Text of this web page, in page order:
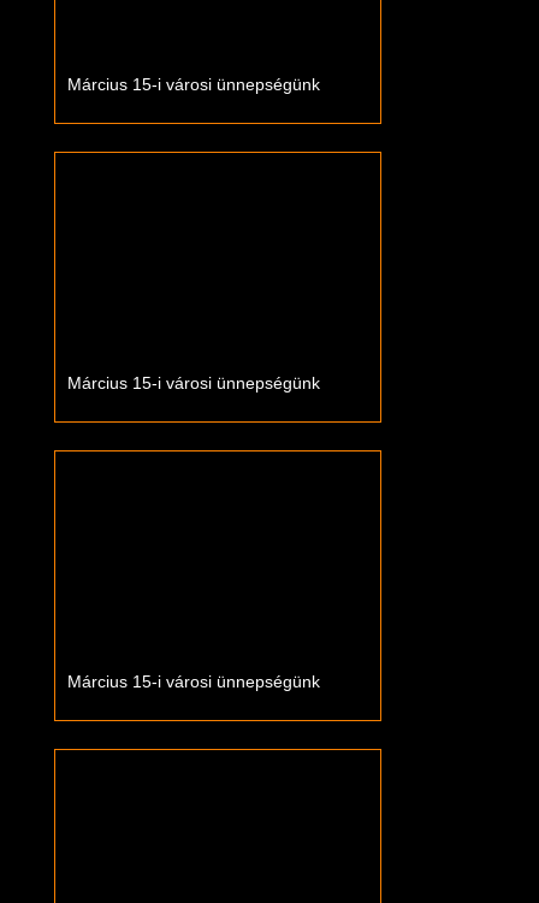
Március 15-i városi ünnepségünk
Március 15-i városi ünnepségünk
Március 15-i városi ünnepségünk